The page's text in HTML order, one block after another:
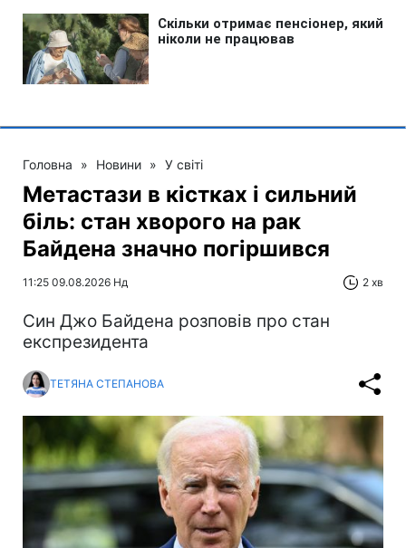
Головна » Новини » У світі
Метастази в кістках і сильний
біль: стан хворого на рак
Байдена значно погіршився
11:25 09.08.2026 Нд 2 хв
Син Джо Байдена розповів про стан
експрезидента
ТЕТЯНА СТЕПАНОВА